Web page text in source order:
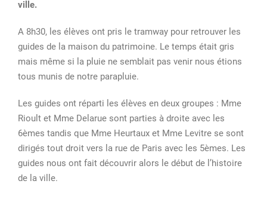
du
Patrimoine
ville.
A 8h30, les élèves ont pris le tramway pour retrouver les
guides de la maison du patrimoine. Le temps était gris
mais même si la pluie ne semblait pas venir nous étions
tous munis de notre parapluie.
Les guides ont réparti les élèves en deux groupes : Mme
Rioult et Mme Delarue sont parties à droite avec les
6èmes tandis que Mme Heurtaux et Mme Levitre se sont
dirigés tout droit vers la rue de Paris avec les 5èmes. Les
guides nous ont fait découvrir alors le début de l’histoire
de la ville.